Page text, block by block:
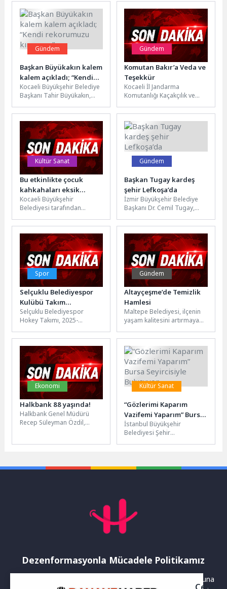
Gündem
Başkan Büyükakın kalem
kalem açıkladı; “Kendi
rekorumuzu kırıyoruz”
Kocaeli Büyükşehir Belediye
Başkanı Tahir Büyükakın,
kalem kalem açıkladı....
Gündem
Komutan Bakır’a Veda ve
Teşekkür
Kocaeli İl Jandarma
Komutanlığı Kaçakçılık ve
(KOM) Şube Müdürlüğü
görevine atanan Kartepe...
Kültür Sanat
Bu etkinlikte çocuk
kahkahaları eksik
olmuyor
Kocaeli Büyükşehir
Belediyesi tarafından
Oynayalım” etkinlikleri, yaz
akşamlarını çocukların
kahkahalarıyla buluşturmaya
devam...
Gündem
Başkan Tugay kardeş
şehir Lefkoşa’da
İzmir Büyükşehir Belediye
Başkanı Dr. Cemil Tugay,
için Kuzey Kıbrıs Türk
Cumhuriyeti’ne...
Spor
Selçuklu Belediyespor
Kulübü Takım
Sporlarında İlk Kez
Avrupa’da Mücadele
Edecek
Selçuklu Belediyespor
Hokey Takımı, 2025-
sezonunu ikinci sırada
tamamladı. Elde edilen
sonuçla Avrupa...
Gündem
Altayçeşme’de Temizlik
Hamlesi
Maltepe Belediyesi, ilçenin
yaşam kalitesini artırmaya
temizlik çalışmalarını
Altayçeşme Mahallesi’nde
yoğunlaştırdı....
Ekonomi
Halkbank 88 yaşında!
Halkbank Genel Müdürü
Recep Süleyman Özdil,
Kültür Sanat
“Gözlerimi Kaparım
Vazifemi Yaparım” Bursa
Seyircisiyle Buluşuyor
İstanbul Büyükşehir
Belediyesi Şehir
Yaparım” oyununu Bursa...
Dezenformasyonla Mücadele Politikamız
Yayınlanan haberler doğruluk ilkesi gözetilerek hazırlanır. Buna